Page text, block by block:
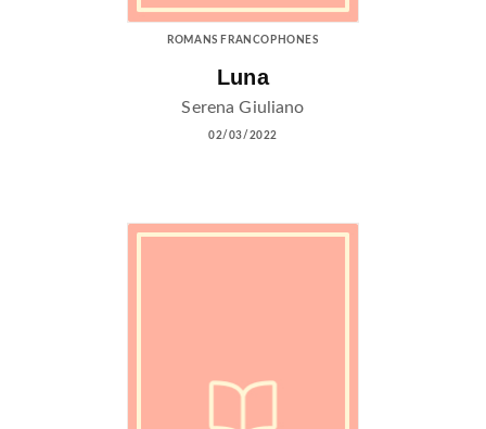
ROMANS FRANCOPHONES
Luna
Serena Giuliano
02/03/2022